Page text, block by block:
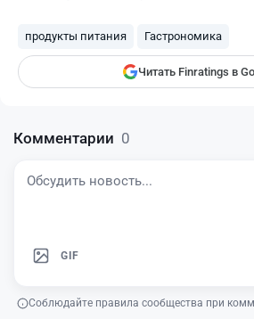
продукты питания Гастрономика
Читать Finratings в
Комментарии 0
GIF
Соблюдайте правила сообщества при